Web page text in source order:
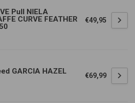
Pull NIELA
CURVE FEATHER
€49,95
GARCIA HAZEL
€69,99